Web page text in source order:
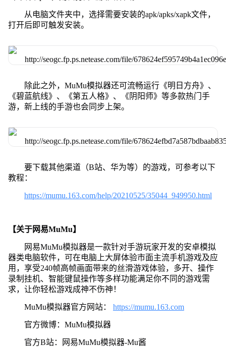
从电脑文件夹中，选择需要安装的apk/apks/xapk文件，
打开后即可触发安装。
除此之外，MuMu模拟器还可流畅运行《明日方舟》、
《碧蓝航线》、《第五人格》、《阴阳师》等多款热门手
游，新上线的手游也会同步上架。
要下载其他渠道（B站、华为等）的游戏，可参考以下
教程：
https://mumu.163.com/help/20210525/35044_949950.html
【关于网易MuMu】
网易MuMu模拟器是一款针对手游玩家开发的安卓模拟
器类电脑软件，可在电脑上大屏体验市面主流手机游戏及应
用，享受240帧高帧画面带来的丝滑游戏体验，多开、操作
录制挂机、智能键鼠操作等多样功能满足你不同的游戏需
求，让你轻松游戏成神不伤神！
MuMu模拟器官方网站： https://mumu.163.com
官方微博：MuMu模拟器
官方B站：网易MuMu模拟器-Mu酱